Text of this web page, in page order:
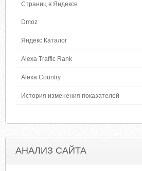
Страниц в Яндексе
Dmoz
Яндекс Каталог
Alexa Traffic Rank
Alexa Country
История изменения показателей
АНАЛИЗ САЙТА